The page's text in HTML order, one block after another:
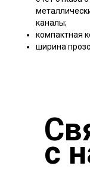
каналы;
компактная
ширина
с